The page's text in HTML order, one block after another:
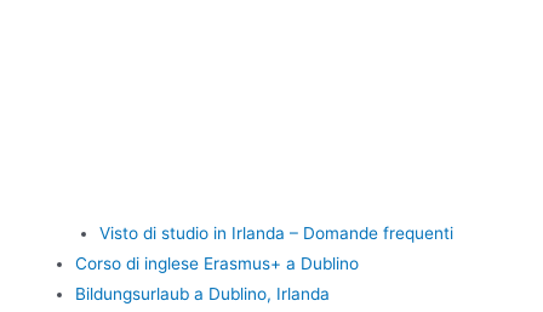
Visto di studio in Irlanda – Domande frequenti
Corso di inglese Erasmus+ a Dublino
Bildungsurlaub a Dublino, Irlanda